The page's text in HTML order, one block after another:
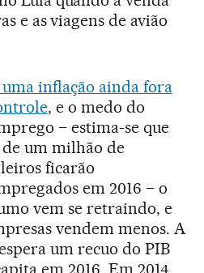
e as viagens de avião
inflação ainda fora
, e o medo do
– estima-se que
um milhão de
ficarão
em 2016 – o
vem se retraindo, e
vendem menos. A
um recuo do PIB